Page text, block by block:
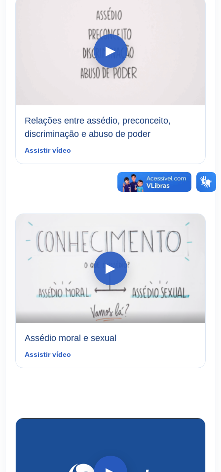
▶
Relações entre assédio, preconceito,
discriminação e abuso de poder
Assistir vídeo
▶
Assédio moral e sexual
Assistir vídeo